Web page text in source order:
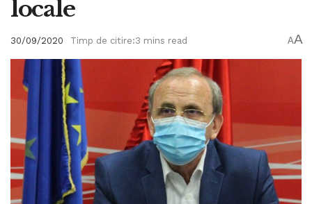
locale
30/09/2020 Timp de citire:3 mins read AA